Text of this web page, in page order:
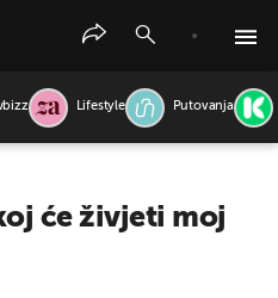
Lifestyle Putovanja
će živjeti moj